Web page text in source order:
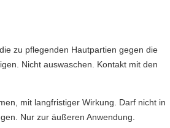
zu pflegenden Hautpartien gegen die
Nicht auswaschen. Kontakt mit den
mit langfristiger Wirkung. Darf nicht in
Nur zur äußeren Anwendung.